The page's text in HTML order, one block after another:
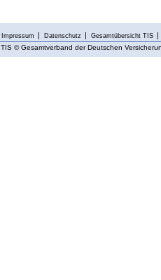
Impressum Datenschutz Gesamtübersicht TIS
TIS © Gesamtverband der Deutschen